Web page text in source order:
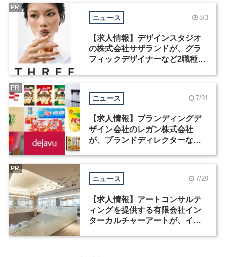
ニュース 8/3
【求人情報】デザインスタジオ
の株式会社サザランドが、グラ
フィックデザイナーなど2職種を
PR
ニュース 7/31
【求人情報】ブランディングデ
ザイン会社のレガン株式会社
が、ブランドディレクターなど3
PR
ニュース 7/29
【求人情報】アートコンサルテ
ィングを提供する有限会社イン
ターカルチャーアートが、イン
PR